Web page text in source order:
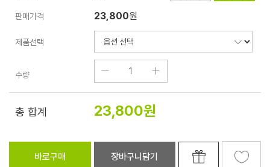
판매가격 23,800원
제품선택
수량
총 합계 23,800원
바로구매 장바구니담기